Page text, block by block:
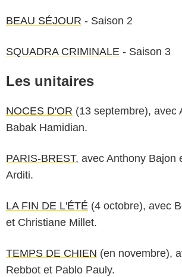
BEAU SÉJOUR - Saison 2
SQUADRA CRIMINALE - Saison 3
Les unitaires
NOCES D'OR (13 septembre), avec
Babak Hamidian.
PARIS-BREST, avec Anthony Bajon
Arditi.
LA FIN DE L'ÉTÉ (4 octobre), avec
et Christiane Millet.
TEMPS DE CHIEN (en novembre),
Rebbot et Pablo Pauly.